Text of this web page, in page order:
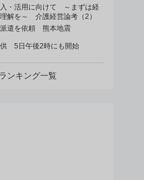
・活用に向けて ～まずは経
解を～ 介護経営論考（2）
遣を依頼 熊本地震
5日午後2時にも開始
ンキング一覧